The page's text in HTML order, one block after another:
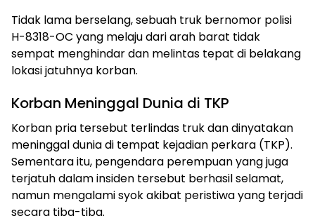
Tidak lama berselang, sebuah truk bernomor polisi
H-8318-OC yang melaju dari arah barat tidak
sempat menghindar dan melintas tepat di belakang
lokasi jatuhnya korban.
Korban Meninggal Dunia di TKP
Korban pria tersebut terlindas truk dan dinyatakan
meninggal dunia di tempat kejadian perkara (TKP).
Sementara itu, pengendara perempuan yang juga
terjatuh dalam insiden tersebut berhasil selamat,
namun mengalami syok akibat peristiwa yang terjadi
secara tiba-tiba.